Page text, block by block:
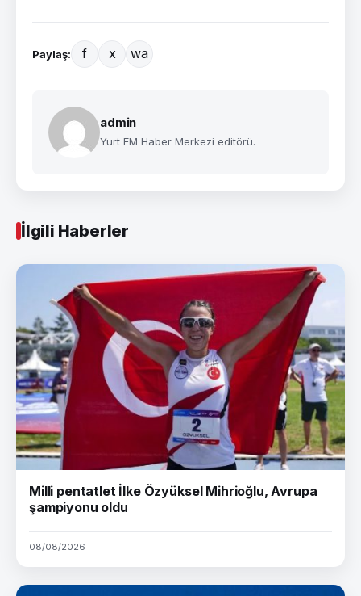
Paylaş: f x wa
admin
Yurt FM Haber Merkezi editörü.
İlgili Haberler
Milli pentatlet İlke Özyüksel Mihrioğlu, Avrupa
şampiyonu oldu
08/08/2026